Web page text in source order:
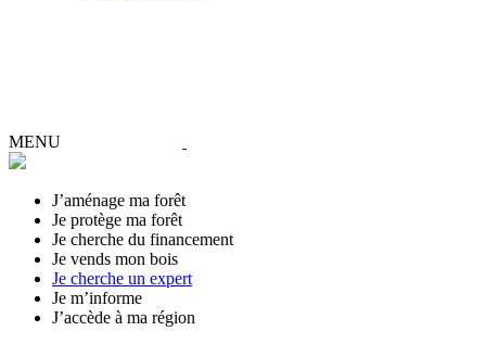
MENU
J’aménage ma forêt
Je protège ma forêt
Je cherche du financement
Je vends mon bois
Je cherche un expert
Je m’informe
J’accède à ma région